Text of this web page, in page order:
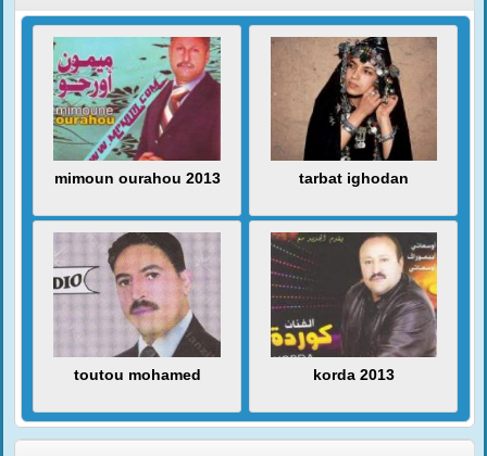
mimoun ourahou 2013 tarbat ighodan
toutou mohamed korda 2013